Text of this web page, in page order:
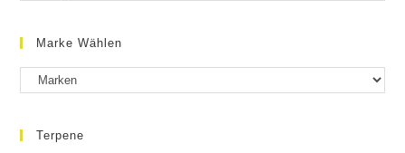
Marke Wählen
Terpene